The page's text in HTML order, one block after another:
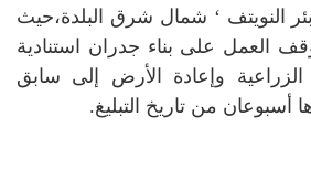
النويتف ‘ شمال شرق البلدة،حيث
مزارع بوقف العمل على بناء جدران استنادية
وإعادة الأرض إلى سابق
أسبوعان من تاريخ التبليغ.